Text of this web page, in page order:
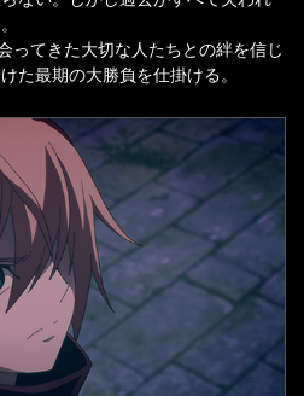
ってきた大切な人たちとの絆を信じ
た最期の大勝負を仕掛ける。